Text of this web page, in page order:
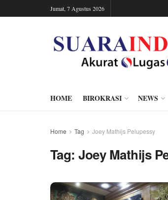
Jumat, 7 Agustus 2026
HOME BIROKRASI NEWS
Home Tag Joey Mathijs Pelupessy
Tag:Joey Mathijs